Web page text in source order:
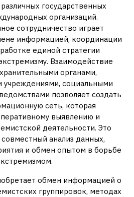
государственных
организаций.
сотрудничество играет
информацией, координации
единой стратегии
Взаимодействие
органами,
учреждениями, социальными
позволяет создать
сеть, которая
выявлению и
деятельности. Это
анализ данных,
и обмен опытом в борьбе
обмен информацией о
группировок, методах